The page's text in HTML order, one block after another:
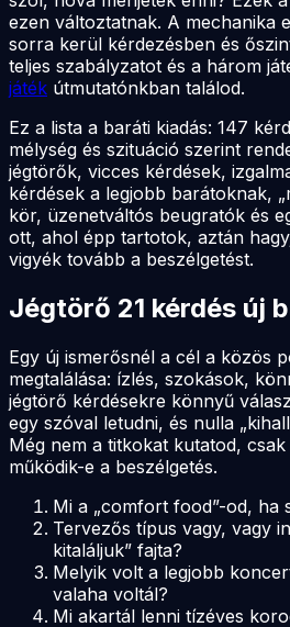
ezen változtatnak. A mechanika
sorra kerül kérdezésben és
teljes szabályzatot és a három
játék útmutatónkban találod.
Ez a lista a baráti kiadás: 147
mélység és szituáció szerint
jégtörők, vicces kérdések,
kérdések a legjobb barátoknak,
kör, üzenetváltós beugratók és
ott, ahol épp tartotok, aztán
vigyék tovább a beszélgetést.
Jégtörő 21 kérdés új
Egy új ismerősnél a cél a közös
megtalálása: ízlés, szokások,
jégtörő kérdésekre könnyű
egy szóval letudni, és nulla
Még nem a titkokat kutatod,
működik-e a beszélgetés.
Mi a „comfort food”-od, ha
Tervezős típus vagy, vagy
kitaláljuk” fajta?
Melyik volt a legjobb
valaha voltál?
Mi akartál lenni tízéves